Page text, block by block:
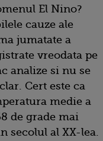
El Nino?
cauze ale
jumatate a
vreodata pe
analize si nu se
Cert este ca
medie a
de grade mai
secolul al XX-lea.